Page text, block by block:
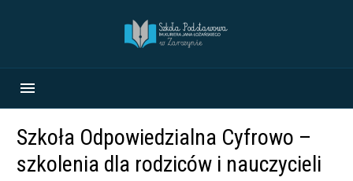
Szkoła Odpowiedzialna Cyfrowo –
szkolenia dla rodziców i nauczycieli